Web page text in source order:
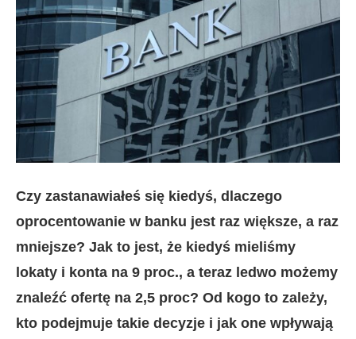
Czy zastanawiałeś się kiedyś, dlaczego
oprocentowanie w banku jest raz większe, a raz
mniejsze? Jak to jest, że kiedyś mieliśmy
lokaty i konta na 9 proc., a teraz ledwo możemy
znaleźć ofertę na 2,5 proc? Od kogo to zależy,
kto podejmuje takie decyzje i jak one wpływają